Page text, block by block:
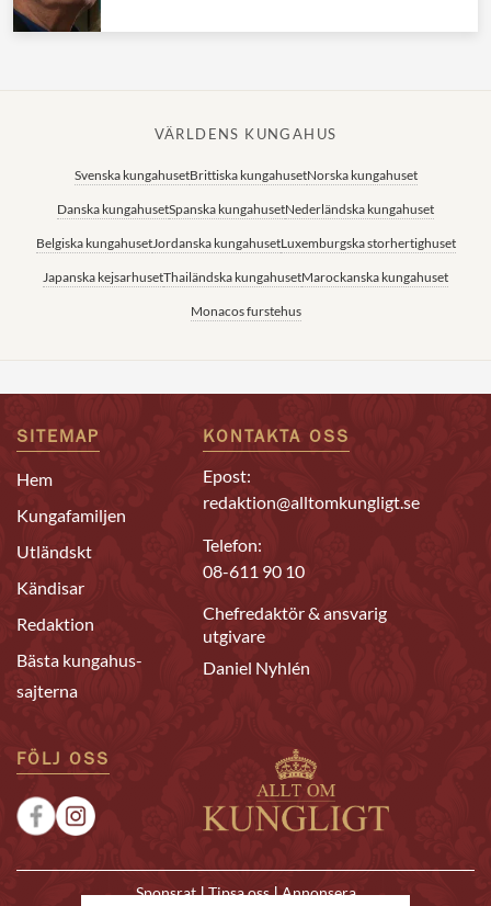
VÄRLDENS KUNGAHUS
Svenska kungahusetBrittiska kungahusetNorska kungahuset
Danska kungahusetSpanska kungahusetNederländska kungahuset
Belgiska kungahusetJordanska kungahusetLuxemburgska storhertighuset
Japanska kejsarhusetThailändska kungahusetMarockanska kungahuset
Monacos furstehus
SITEMAP
Hem
Kungafamiljen
Utländskt
Kändisar
Redaktion
Bästa kungahus-
sajterna
KONTAKTA OSS
Epost:
redaktion@alltomkungligt.se
Telefon:
08-611 90 10
Chefredaktör & ansvarig
utgivare
Daniel Nyhlén
FÖLJ OSS
Sponsrat|Tipsa oss|Annonsera